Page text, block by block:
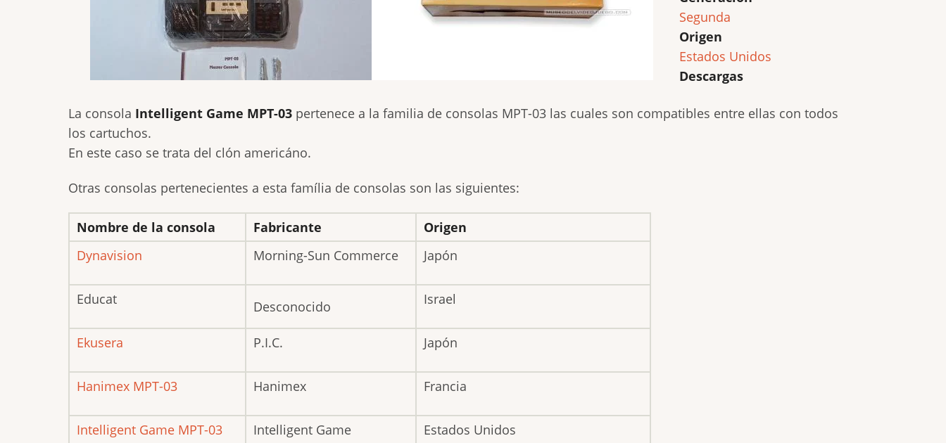
Segunda
Origen
Estados Unidos
Descargas
La consola Intelligent Game MPT-03 pertenece a la familia de consolas MPT-03 las cuales son compatibles entre ellas con todos
los cartuchos.
En este caso se trata del clón americáno.
Otras consolas pertenecientes a esta família de consolas son las siguientes:
Nombre de la consola Fabricante
Origen
Dynavision
Morning-Sun Commerce Japón
Educat Desconocido Israel
Ekusera P.I.C. Japón
Hanimex MPT-03 Hanimex Francia
Intelligent Game MPT-03 Intelligent Game Estados Unidos